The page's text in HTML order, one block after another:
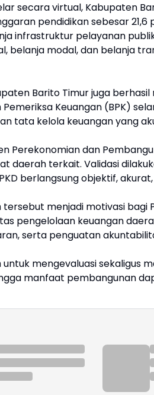
secara virtual, Kabupaten
pendidikan sebesar
infrastruktur pelayanan
belanja modal, dan belanja
Barito Timur juga
Pemeriksa Keuangan (BPK)
tata kelola keuangan yang
Perekonomian dan
daerah terkait. Validasi
berlangsung objektif,
menjadi motivasi bagi
pengelolaan keuangan
serta penguatan
untuk mengevaluasi sekaligus
manfaat pembangunan